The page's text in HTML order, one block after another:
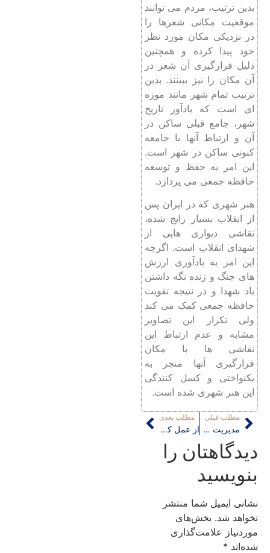
بدین ترتیب، مردم می توانند
موقعیت مکانی شعرها را
در نزدیکی مکان مورد نظر
خود پیدا کرده و همچنین
دلیل قرارگیری آن شعر در
آن مکان را نیز ببینند. بدین
ترتیب تمام شهر مانند موزه
ای است که یادآور تاریخ
شهر، جامع قبلی ساکن در
آن و ارتباط آنها با جامعه
کنونی ساکن در شهر است.
این امر به حفظ و توسعه
حافظه جمعی می پردازد.
هنر شهری که در ایران پس
از انقلاب بسیار رایج شده،
نقاشی دیواری هایی از
شهدای انقلاب است. اگرچه
این امر به یادآوری ارزش
های جنگ و زنده نگه داشتن
یاد شهدا و در نتیجه تقویت
حافظه جمعی کمک می کند
ولی تکرار این تصاویر
مشابه و عدم ارتباط این
نقاشی ها با مکان
قرارگیری آنها منجر به
یکنواختی و کسل کنندگی
این هنر شهری شده است.
مطلب قبلی
مدیریت شهری نمایشی؛ قسمت سوم: نوسازی
مطلب بعدی
از عمل کار برآید
دیدگاهتان را
بنویسید
نشانی ایمیل شما منتشر
نخواهد شد. بخش‌های
موردنیاز علامت‌گذاری
شده‌اند *